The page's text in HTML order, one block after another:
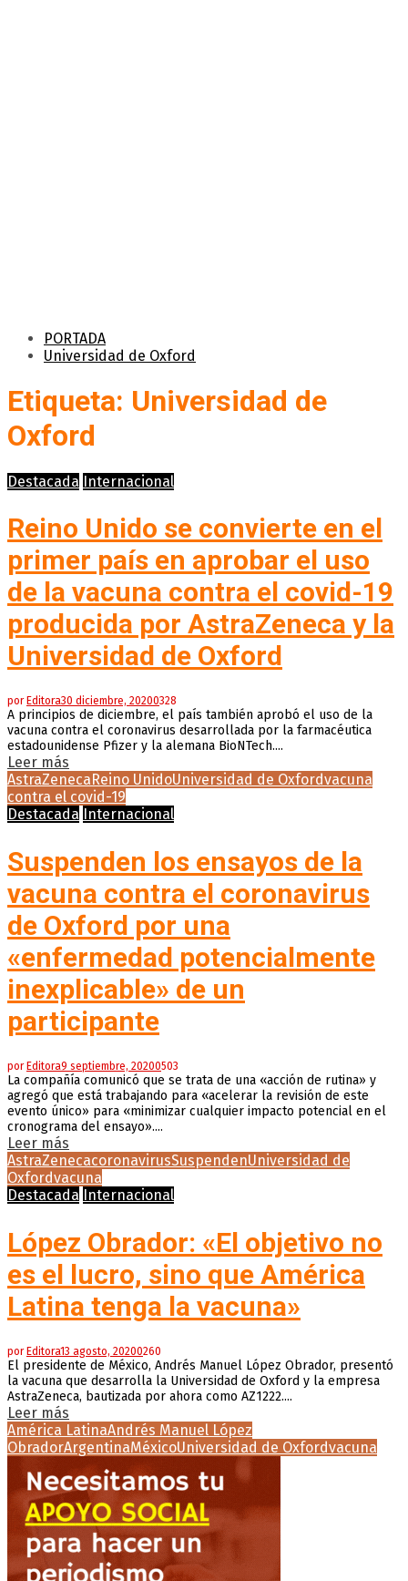
PORTADA
Universidad de Oxford
Etiqueta: Universidad de
Oxford
Destacada Internacional
Reino Unido se convierte en el
primer país en aprobar el uso
de la vacuna contra el covid-19
producida por AstraZeneca y la
Universidad de Oxford
por Editora30 diciembre, 20200328
A principios de diciembre, el país también aprobó el uso de la
vacuna contra el coronavirus desarrollada por la farmacéutica
estadounidense Pfizer y la alemana BioNTech....
Leer más
AstraZeneca Reino UnidoUniversidad de Oxfordvacuna
contra el covid-19
Destacada Internacional
Suspenden los ensayos de la
vacuna contra el coronavirus
de Oxford por una
«enfermedad potencialmente
inexplicable» de un
participante
por Editora9 septiembre, 20200503
La compañía comunicó que se trata de una «acción de rutina» y
agregó que está trabajando para «acelerar la revisión de este
evento único» para «minimizar cualquier impacto potencial en el
cronograma del ensayo»....
Leer más
AstraZenecacoronavirusSuspendenUniversidad de
Oxfordvacuna
Destacada Internacional
López Obrador: «El objetivo no
es el lucro, sino que América
Latina tenga la vacuna»
porEditora13 agosto, 20200260
El presidente de México, Andrés Manuel López Obrador, presentó
la vacuna que desarrolla la Universidad de Oxford y la empresa
AstraZeneca, bautizada por ahora como AZ1222....
Leer más
América LatinaAndrés Manuel López
ObradorArgentinaMéxicoUniversidad de Oxfordvacuna